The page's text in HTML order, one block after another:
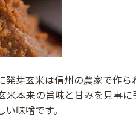
芽玄米は信州の農家で作ら
本来の旨味と甘みを見事に
味噌です。